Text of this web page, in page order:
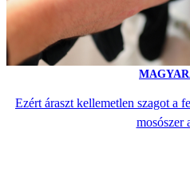
Ezért áraszt kellemetlen szagot a
mosószer